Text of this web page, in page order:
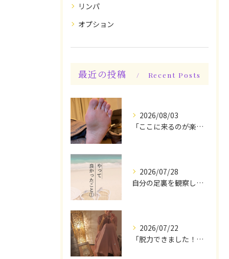
リンパ
オプション
最近の投稿 Recent Posts
2026/08/03
「ここに来るのが楽しみです♪」と、言っていただけます◎
2026/07/28
自分の足裏を観察してみる！やって良かったぁ〜♪
2026/07/22
「脱力できました！」今日は私の時間♪全身メンテナンスデー☆